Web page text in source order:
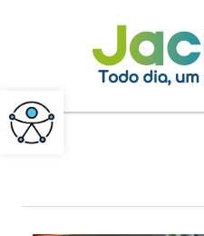
Pular para o conteúdo